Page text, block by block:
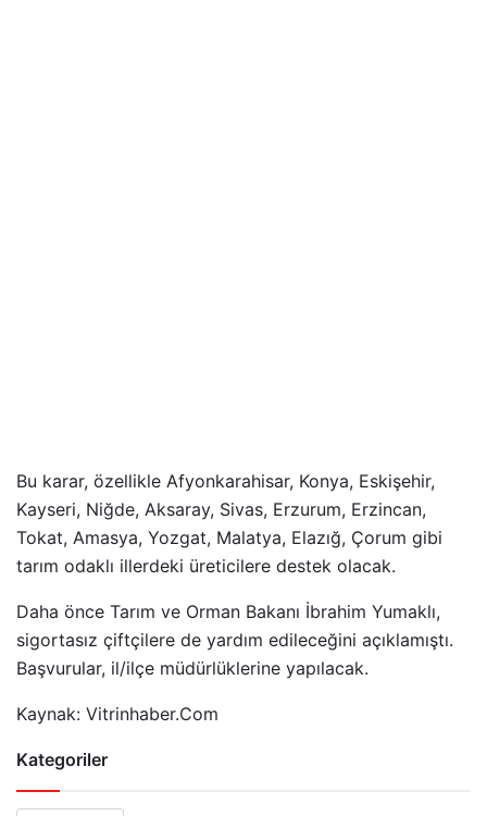
Bu karar, özellikle Afyonkarahisar, Konya, Eskişehir,
Kayseri, Niğde, Aksaray, Sivas, Erzurum, Erzincan,
Tokat, Amasya, Yozgat, Malatya, Elazığ, Çorum gibi
tarım odaklı illerdeki üreticilere destek olacak.
Daha önce Tarım ve Orman Bakanı İbrahim Yumaklı,
sigortasız çiftçilere de yardım edileceğini açıklamıştı.
Başvurular, il/ilçe müdürlüklerine yapılacak.
Kaynak: Vitrinhaber.Com
Kategoriler